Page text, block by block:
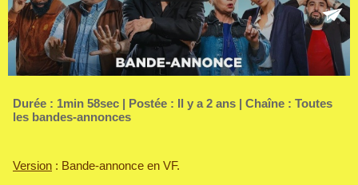
Durée : 1min 58sec | Postée : Il y a 2 ans | Chaîne : Toutes
les bandes-annonces
Version : Bande-annonce en VF.